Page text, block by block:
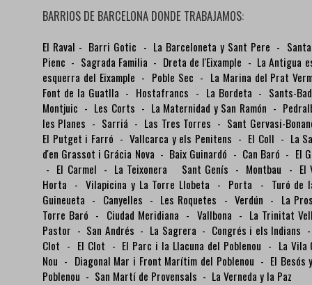
BARRIOS DE BARCELONA DONDE TRABAJAMOS:
El Raval - Barri Gotic - La Barceloneta y Sant Pere -
Pienc - Sagrada Familia - Dreta de l'Eixample - La Antigua
esquerra del Eixample - Poble Sec - La Marina del Prat
Font de la Guatlla - Hostafrancs - La Bordeta - Sants-
Montjuic - Les Corts - La Maternidad y San Ramón -
les Planes - Sarriá - Las Tres Torres - Sant Gervasi-
El Putget i Farró - Vallcarca y els Penitens - El Coll - La
d'en Grassot i Grácia Nova - Baix Guinardó - Can Baró - El
- El Carmel - La Teixonera Sant Genís - Montbau - El
Horta -Vilapicina y La Torre Llobeta - Porta - Turó de
Guineueta - Canyelles - Les Roquetes -Verdún - La
Torre Baró - Ciudad Meridiana - Vallbona - La Trinitat
Pastor - San Andrés - La Sagrera - Congrés i els Indians
Clot - El Clot - El Parc i la Llacuna del Poblenou - La Vila
Nou - Diagonal Mar i Front Marítim del Poblenou - El Besós
Poblenou - San Martí de Provensals - La Verneda y la Paz